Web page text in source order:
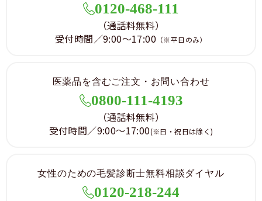
0120-468-111
（通話料無料）
受付時間／9:00～17:00 （※平日のみ）
医薬品を含むご注文・お問い合わせ
0800-111-4193
（通話料無料）
受付時間／9:00～17:00(※日・祝日は除く)
女性のための毛髪診断士無料相談ダイヤル
0120-218-244